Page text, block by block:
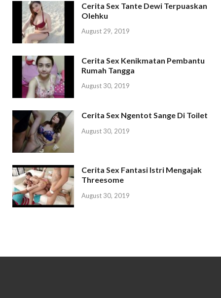
Cerita Sex Tante Dewi Terpuaskan
Olehku
August 29, 2019
Cerita Sex Kenikmatan Pembantu
Rumah Tangga
August 30, 2019
Cerita Sex Ngentot Sange Di Toilet
August 30, 2019
Cerita Sex Fantasi Istri Mengajak
Threesome
August 30, 2019